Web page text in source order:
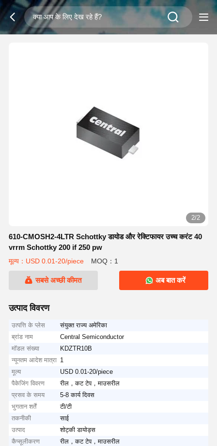
2/2
610-CMOSH2-4LTR Schottky डायोड और रेक्टिफायर उच्च करंट 40
vrrm Schottky 200 if 250 pw
मूल्य：USD 0.01-20/piece MOQ：1
सबसे अच्छी कीमत अब बात करें
उत्पाद विवरण
उत्पत्ति के प्लेस
संयुक्त राज्य अमेरिका
ब्रांड नाम
Central Semiconductor
मॉडल संख्या
KDZTR10B
न्यूनतम आदेश मात्रा 1
मूल्य
USD 0.01-20/piece
पैकेजिंग विवरण
रील，कट टेप，माउसरील
प्रसव के समय
5-8 कार्य दिवस
भुगतान शर्तें
टी/टी
तकनीकी
साई
उत्पाद
शोट्की डायोड्स
कैप्सूलीकरण
रील，कट टेप，माउसरील